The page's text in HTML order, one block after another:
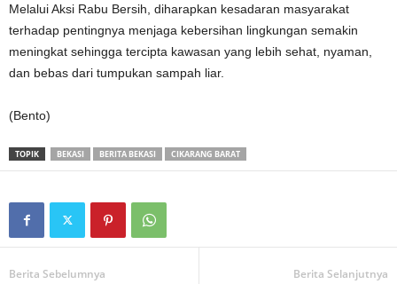
Melalui Aksi Rabu Bersih, diharapkan kesadaran masyarakat
terhadap pentingnya menjaga kebersihan lingkungan semakin
meningkat sehingga tercipta kawasan yang lebih sehat, nyaman,
dan bebas dari tumpukan sampah liar.
(Bento)
TOPIK BEKASI BERITA BEKASI CIKARANG BARAT
Berita Sebelumnya Berita Selanjutnya